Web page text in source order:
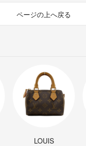
ページの上へ戻る
LOUIS